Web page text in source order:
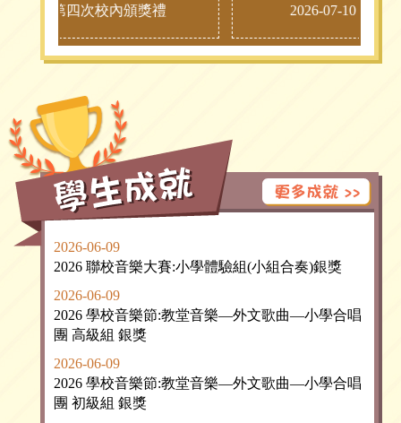
07-08第四次校內頒獎禮 2026-07-10 明我
2026-06-09
2026 聯校音樂大賽:小學體驗組(小組合奏)銀獎
2026-06-09
2026 學校音樂節:教堂音樂—外文歌曲—小學合唱
團 高級組 銀獎
2026-06-09
2026 學校音樂節:教堂音樂—外文歌曲—小學合唱
團 初級組 銀獎